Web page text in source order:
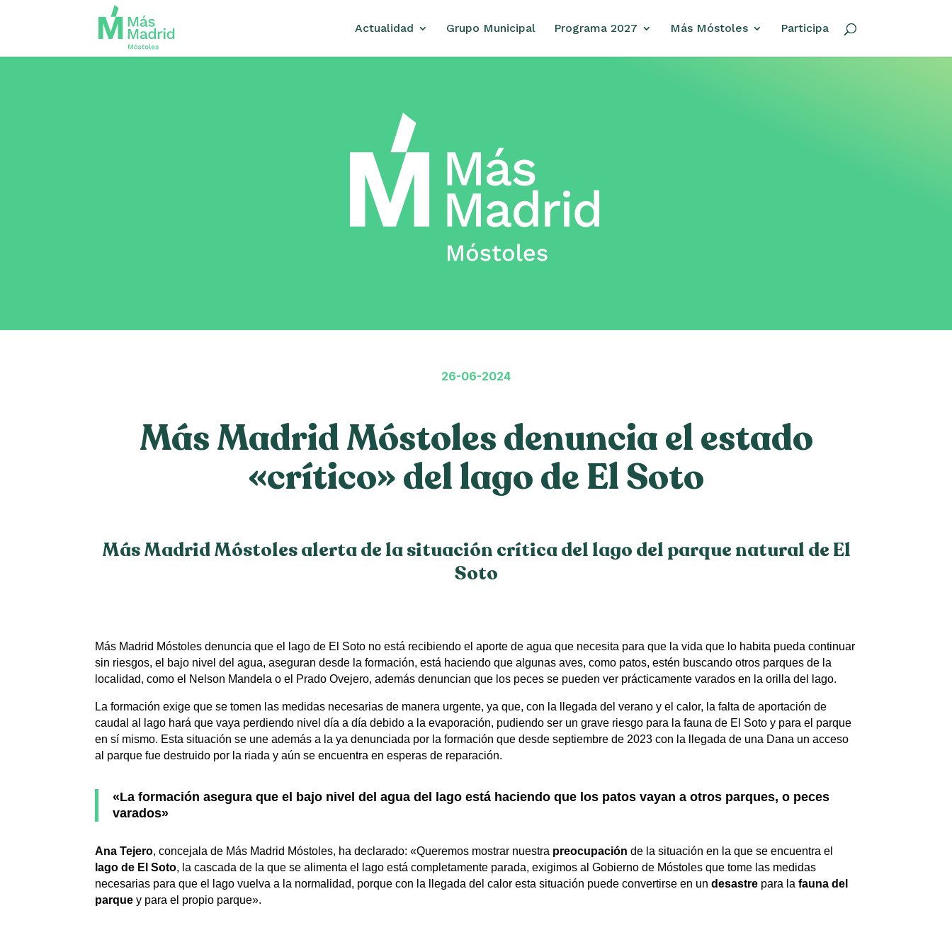
Actualidad Grupo Municipal Programa 2027 Más Móstoles Participa
26-06-2024
Más Madrid Móstoles denuncia el estado
«crítico» del lago de El Soto
Más Madrid Móstoles alerta de la situación crítica del lago del parque natural de El
Soto
Más Madrid Móstoles denuncia que el lago de El Soto no está recibiendo el aporte de agua que necesita para que la vida que lo habita pueda continuar
sin riesgos, el bajo nivel del agua, aseguran desde la formación, está haciendo que algunas aves, como patos, estén buscando otros parques de la
localidad, como el Nelson Mandela o el Prado Ovejero, además denuncian que los peces se pueden ver prácticamente varados en la orilla del lago.
La formación exige que se tomen las medidas necesarias de manera urgente, ya que, con la llegada del verano y el calor, la falta de aportación de
caudal al lago hará que vaya perdiendo nivel día a día debido a la evaporación, pudiendo ser un grave riesgo para la fauna de El Soto y para el parque
en sí mismo. Esta situación se une además a la ya denunciada por la formación que desde septiembre de 2023 con la llegada de una Dana un acceso
al parque fue destruido por la riada y aún se encuentra en esperas de reparación.
«La formación asegura que el bajo nivel del agua del lago está haciendo que los patos vayan a otros parques, o peces
varados»
Ana Tejero, concejala de Más Madrid Móstoles, ha declarado: «Queremos mostrar nuestra preocupación de la situación en la que se encuentra el
lago de El Soto, la cascada de la que se alimenta el lago está completamente parada, exigimos al Gobierno de Móstoles que tome las medidas
necesarias para que el lago vuelva a la normalidad, porque con la llegada del calor esta situación puede convertirse en undesastre para lafauna del
parque y para el propio parque».